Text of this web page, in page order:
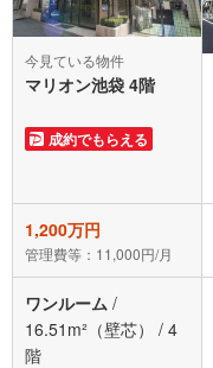
今見ている物件
マリオン池袋 4階
成約でもらえる
1,200万円
管理費等：11,000円/月
ワンルーム /
16.51m²（壁芯）
/ 4
階